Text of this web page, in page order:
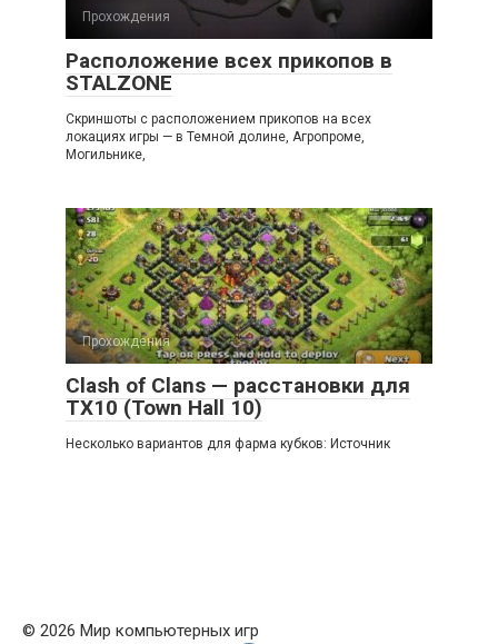
Прохождения
Расположение всех прикопов в
STALZONE
Скриншоты с расположением прикопов на всех
локациях игры — в Темной долине, Агропроме,
Могильнике,
Прохождения
Clash of Clans — расстановки для
ТХ10 (Town Hall 10)
Несколько вариантов для фарма кубков: Источник
© 2026 Мир компьютерных игр